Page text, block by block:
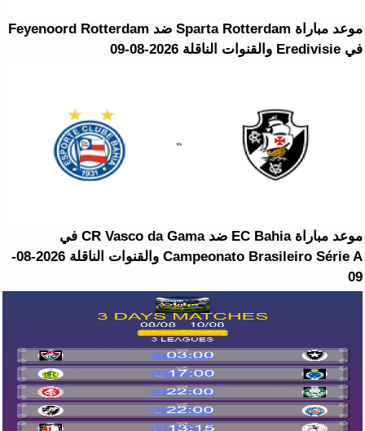
موعد مباراة Sparta Rotterdam ضد Feyenoord Rotterdam
في Eredivisie والقنوات الناقلة 2026-08-09
موعد مباراة EC Bahia ضد CR Vasco da Gama في
Campeonato Brasileiro Série A والقنوات الناقلة 2026-08-
09